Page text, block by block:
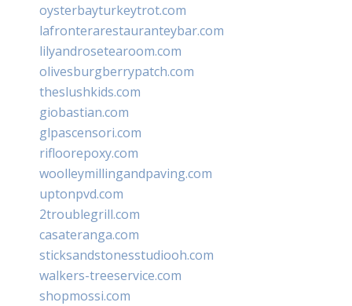
oysterbayturkeytrot.com
lafronterarestauranteybar.com
lilyandrosetearoom.com
olivesburgberrypatch.com
theslushkids.com
giobastian.com
glpascensori.com
rifloorepoxy.com
woolleymillingandpaving.com
uptonpvd.com
2troublegrill.com
casateranga.com
sticksandstonesstudiooh.com
walkers-treeservice.com
shopmossi.com